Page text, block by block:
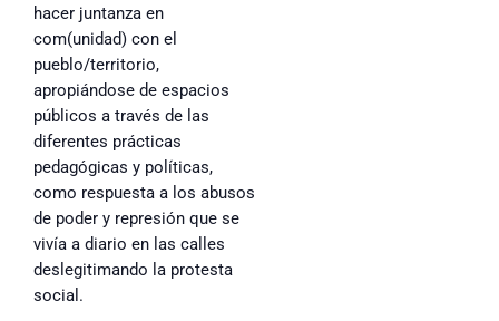
hacer juntanza en
com(unidad) con el
pueblo/territorio,
apropiándose de espacios
públicos a través de las
diferentes prácticas
pedagógicas y políticas,
como respuesta a los abusos
de poder y represión que se
vivía a diario en las calles
deslegitimando la protesta
social.